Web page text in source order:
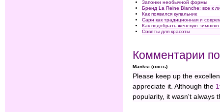
Запонки необычной формы
Бренд La Reine Blanche: все к
Как появился купальник
Сари как традиционная и
Как подобрать женскую зимнюю
Советы для красоты
Комментарии
Manksi (гость)
Please keep up the
appreciate it. Although the
popularity, it wasn't always